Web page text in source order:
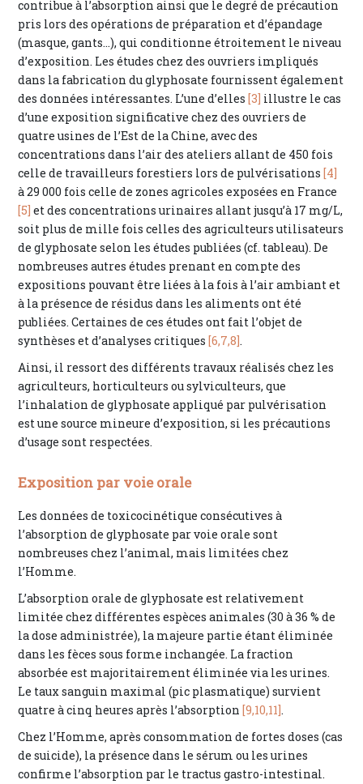
contribue à l’absorption ainsi que le degré de précaution
pris lors des opérations de préparation et d’épandage
(masque, gants…), qui conditionne étroitement le niveau
d’exposition. Les études chez des ouvriers impliqués
dans la fabrication du glyphosate fournissent également
des données intéressantes. L’une d’elles [3] illustre le cas
d’une exposition significative chez des ouvriers de
quatre usines de l’Est de la Chine, avec des
concentrations dans l’air des ateliers allant de 450 fois
celle de travailleurs forestiers lors de pulvérisations [4]
à 29 000 fois celle de zones agricoles exposées en France
[5] et des concentrations urinaires allant jusqu’à 17 mg/L,
soit plus de mille fois celles des agriculteurs utilisateurs
de glyphosate selon les études publiées (cf. tableau). De
nombreuses autres études prenant en compte des
expositions pouvant être liées à la fois à l’air ambiant et
à la présence de résidus dans les aliments ont été
publiées. Certaines de ces études ont fait l’objet de
synthèses et d’analyses critiques [6,7,8].
Ainsi, il ressort des différents travaux réalisés chez les
agriculteurs, horticulteurs ou sylviculteurs, que
l’inhalation de glyphosate appliqué par pulvérisation
est une source mineure d’exposition, si les précautions
d’usage sont respectées.
Exposition par voie orale
Les données de toxicocinétique consécutives à
l’absorption de glyphosate par voie orale sont
nombreuses chez l’animal, mais limitées chez
l’Homme.
L’absorption orale de glyphosate est relativement
limitée chez différentes espèces animales (30 à 36 % de
la dose administrée), la majeure partie étant éliminée
dans les fèces sous forme inchangée. La fraction
absorbée est majoritairement éliminée via les urines.
Le taux sanguin maximal (pic plasmatique) survient
quatre à cinq heures après l’absorption [9,10,11].
Chez l’Homme, après consommation de fortes doses (cas
de suicide), la présence dans le sérum ou les urines
confirme l’absorption par le tractus gastro-intestinal.